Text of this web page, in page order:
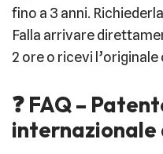
fino a 3 anni.
Falla arrivare
2 ore o ricevi
❓ FAQ –